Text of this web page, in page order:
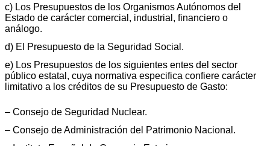
c) Los Presupuestos de los Organismos Autónomos del
Estado de carácter comercial, industrial, financiero o
análogo.
d) El Presupuesto de la Seguridad Social.
e) Los Presupuestos de los siguientes entes del sector
público estatal, cuya normativa especifica confiere carácter
limitativo a los créditos de su Presupuesto de Gasto:
– Consejo de Seguridad Nuclear.
– Consejo de Administración del Patrimonio Nacional.